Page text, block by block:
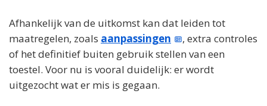
Afhankelijk van de uitkomst kan dat leiden tot
maatregelen, zoals aanpassingen
, extra controles
of het definitief buiten gebruik stellen van een
toestel. Voor nu is vooral duidelijk: er wordt
uitgezocht wat er mis is gegaan.